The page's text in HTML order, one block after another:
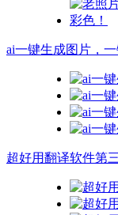
ai一键生成图片，
超好用翻译软件第